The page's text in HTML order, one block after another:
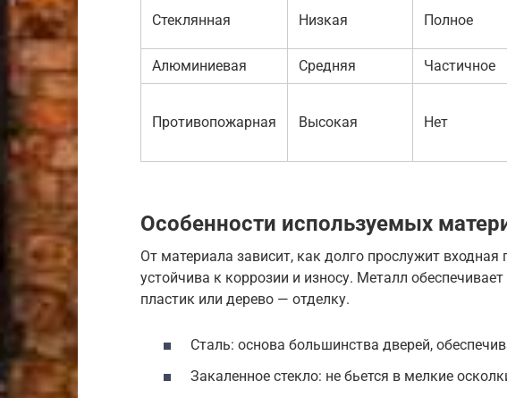
Стеклянная Низкая Полное
Алюминиевая Средняя Частичное
Противопожарная Высокая Нет
Особенности используемых
От материала зависит, как долго прослужит входная
устойчива к коррозии и износу. Металл
пластик или дерево — отделку.
Сталь: основа большинства дверей,
Закаленное стекло: не бьется в мелкие